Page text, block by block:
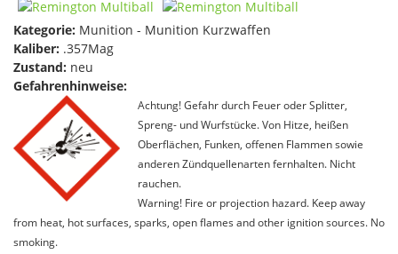
Kategorie: Munition - Munition Kurzwaffen
Kaliber: .357Mag
Zustand: neu
Gefahrenhinweise:
Achtung! Gefahr durch Feuer oder Splitter,
Spreng- und Wurfstücke. Von Hitze, heißen
Oberflächen, Funken, offenen Flammen sowie
anderen Zündquellenarten fernhalten. Nicht
rauchen.
Warning! Fire or projection hazard. Keep away
from heat, hot surfaces, sparks, open flames and other ignition sources. No
smoking.